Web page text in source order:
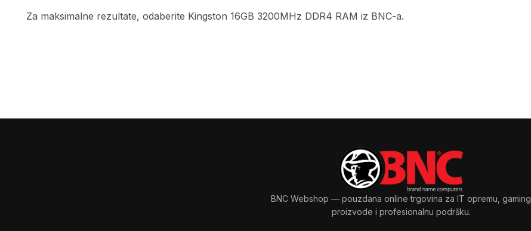
Za maksimalne rezultate, odaberite Kingston 16GB 3200MHz DDR4 RAM iz BNC-a.
BNC Webshop — pouzdana online trgovina za IT opremu, gaming
proizvode i profesionalnu podršku.